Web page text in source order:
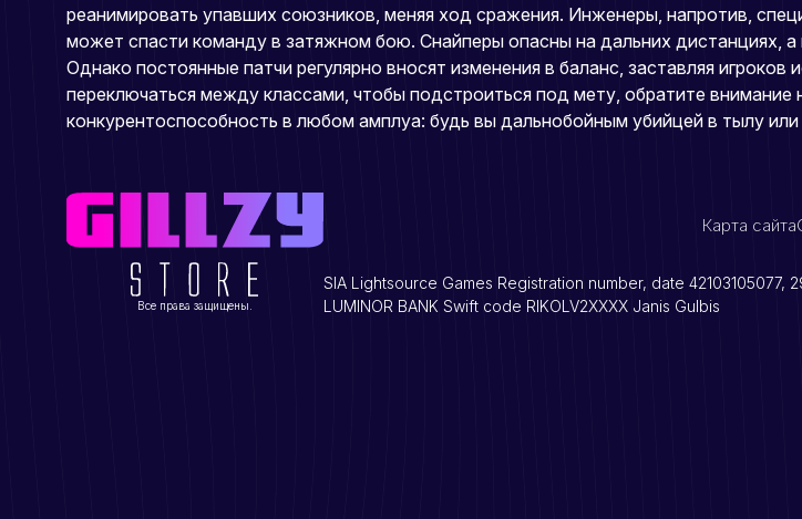
реанимировать упавших союзников, меняя ход сражения. Инженеры, напротив,
может спасти команду в затяжном бою. Снайперы опасны на дальних дистанциях,
Однако постоянные патчи регулярно вносят изменения в баланс, заставляя
переключаться между классами, чтобы подстроиться под мету, обратите
конкурентоспособность в любом амплуа: будь вы дальнобойным убийцей в тылу
Все права защищены.
Карта сайта
SIA Lightsource Games Registration number, date 42103105077,
LUMINOR BANK Swift code RIKOLV2XXXX Janis Gulbis